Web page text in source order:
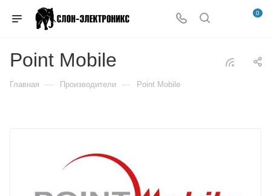
0
Point Mobile
Главная — Производители — Point Mobile